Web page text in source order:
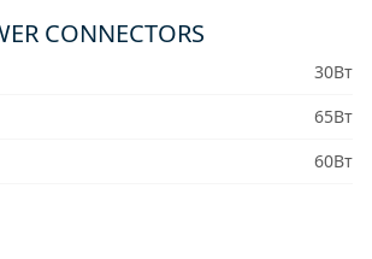
CONNECTORS
30Вт
65Вт
60Вт